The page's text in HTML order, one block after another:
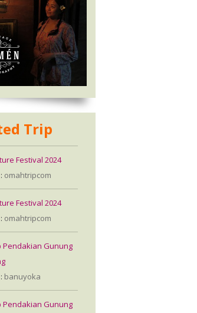
Trip
Festival 2024
omahtripcom
Festival 2024
omahtripcom
Pendakian Gunung
banuyoka
Pendakian Gunung